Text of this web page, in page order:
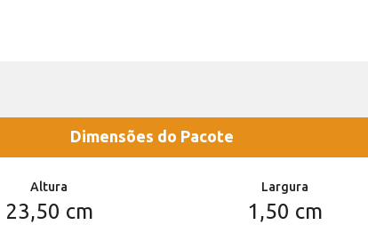
Dimensões do Pacote
Altura
23,50 cm
Largura
1,50 cm